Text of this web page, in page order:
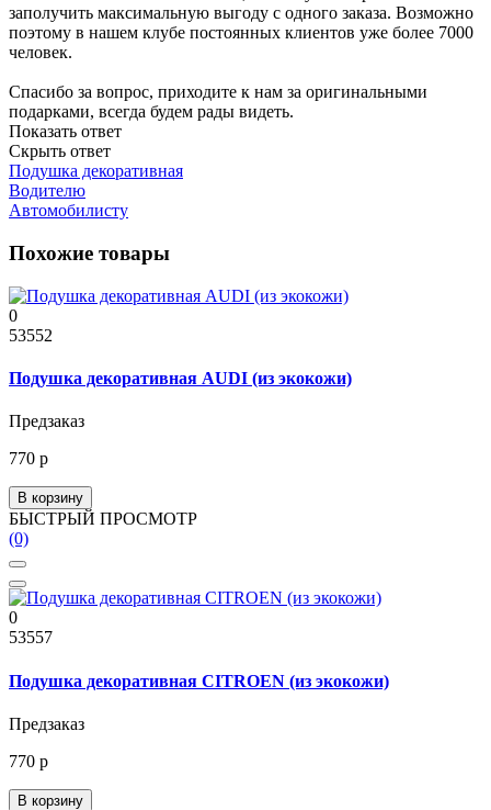
заполучить максимальную выгоду с одного заказа. Возможно
поэтому в нашем клубе постоянных клиентов уже более 7000
человек.
Спасибо за вопрос, приходите к нам за оригинальными
подарками, всегда будем рады видеть.
Показать ответ
Скрыть ответ
Подушка декоративная
Водителю
Автомобилисту
Похожие товары
0
53552
Подушка декоративная AUDI (из экокожи)
Предзаказ
770 р
В корзину
БЫСТРЫЙ ПРОСМОТР
(0)
0
53557
Подушка декоративная CITROEN (из экокожи)
Предзаказ
770 р
В корзину